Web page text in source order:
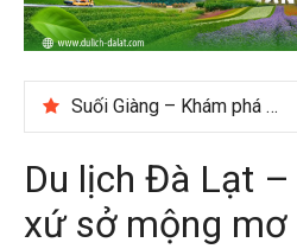
Suối Giàng – Khám phá “miền chè” nổi tiếng Tây Bắc
Checklist quán cà phê đẹp dịp 2/9 ở Đà Lạt nên ghé
Du lịch Đà Lạt
xứ sở mộng mơ